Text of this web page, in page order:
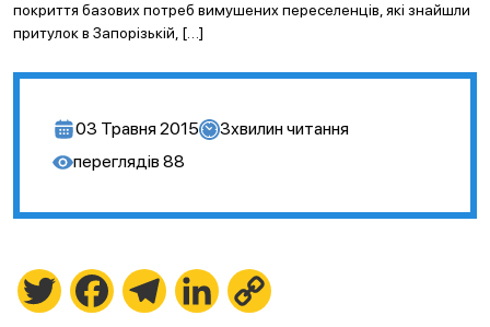
покриття базових потреб вимушених переселенців, які знайшли
притулок в Запорізькій, […]
03 Травня 2015 3хвилин читання
переглядів 88
Twitter FacebookTelegramLinkedIn